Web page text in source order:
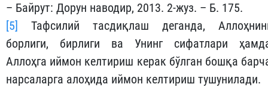
– Байрут: Дорун наводир, 2013. 2-жуз. – Б. 175.
[5]
Тафсилий тасдиқлаш деганда,
борлиги, бирлиги ва Унинг сифатлари
Аллоҳга иймон келтириш керак бўлган бошқа
нарсаларга алоҳида иймон келтириш тушунилади.